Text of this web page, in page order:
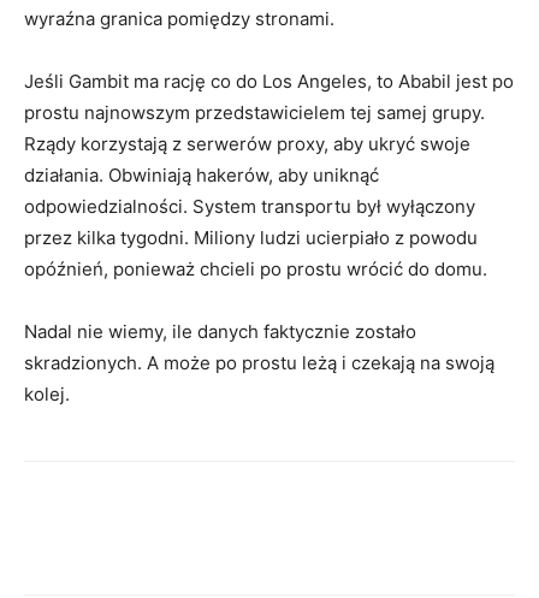
wyraźna granica pomiędzy stronami.
Jeśli Gambit ma rację co do Los Angeles, to Ababil jest po
prostu najnowszym przedstawicielem tej samej grupy.
Rządy korzystają z serwerów proxy, aby ukryć swoje
działania. Obwiniają hakerów, aby uniknąć
odpowiedzialności. System transportu był wyłączony
przez kilka tygodni. Miliony ludzi ucierpiało z powodu
opóźnień, ponieważ chcieli po prostu wrócić do domu.
Nadal nie wiemy, ile danych faktycznie zostało
skradzionych. A może po prostu leżą i czekają na swoją
kolej.